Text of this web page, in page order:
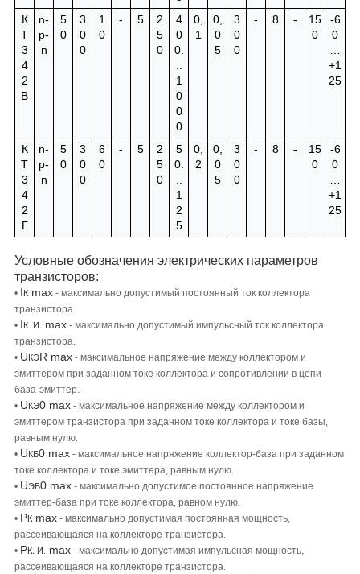
К
Т
3
4
2
В
n-
p-
n
5
0
3
0
0
1
0
- 5
2
5
0
4
0
0.
..
1
0
0
0
0,
1
0,
0
5
3
0
0
- 8 -
15
0
-6
0
…
+1
25
К
Т
3
4
2
Г
n-
p-
n
5
0
3
0
0
6
0
- 5
2
5
0
5
0.
..
1
2
5
0,
2
0,
0
5
3
0
0
- 8 -
15
0
-6
0
…
+1
25
Условные обозначения электрических параметров
транзисторов:
• I К max - максимально допустимый постоянный ток коллектора
транзистора.
• I К. И. max - максимально допустимый импульсный ток коллектора
транзистора.
• U КЭR max - максимальное напряжение между коллектором и
эмиттером при заданном токе коллектора и сопротивлении в цепи
база-эмиттер.
• U КЭ0 max - максимальное напряжение между коллектором и
эмиттером транзистора при заданном токе коллектора и токе базы,
равным нулю.
• U КБ0 max - максимальное напряжение коллектор-база при заданном
токе коллектора и токе эмиттера, равным нулю.
• UЭБ0 max - максимально допустимое постоянное напряжение
эмиттер-база при токе коллектора, равном нулю.
• РК max - максимально допустимая постоянная мощность,
рассеивающаяся на коллекторе транзистора.
• РК. И. max - максимально допустимая импульсная мощность,
рассеивающаяся на коллекторе транзистора.